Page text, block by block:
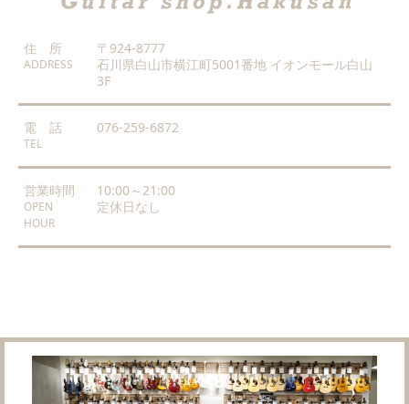
住 所
ADDRESS
〒924-8777
石川県白山市横江町5001番地 イオンモール白山
3F
電 話
TEL
076-259-6872
営業時間
OPEN
HOUR
10:00～21:00
定休日なし